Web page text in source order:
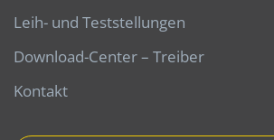
Leih- und Teststellungen
Download-Center – Treiber
Kontakt